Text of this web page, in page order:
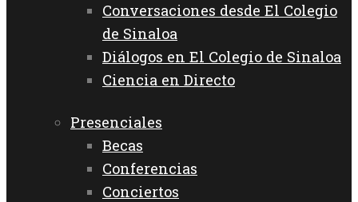
Conversaciones desde El Colegio
de Sinaloa
Diálogos en El Colegio de Sinaloa
Ciencia en Directo
Presenciales
Becas
Conferencias
Conciertos